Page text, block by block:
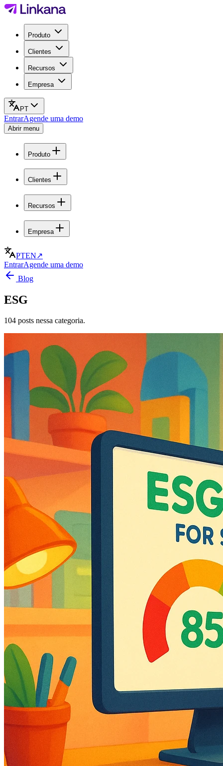
Produto
Clientes
Recursos
Empresa
PT
EntrarAgende uma demo
Abrir menu
Produto
Clientes
Recursos
Empresa
PTEN↗
EntrarAgende uma demo
Blog
ESG
104 posts nessa categoria.